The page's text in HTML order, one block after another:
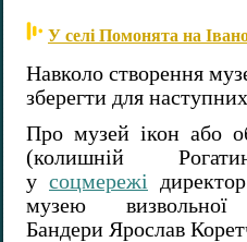
У селі Помонята на
Навколо створення
зберегти для
Про музей ікон або
(колишній
у соцмережі
музею
Бандери Ярослав